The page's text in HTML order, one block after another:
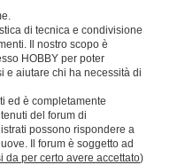
di tecnica e condivisione
Il nostro scopo è
HOBBY per poter
e aiutare chi ha necessità di
ed è completamente
del forum di
possono rispondere a
Il forum è soggetto ad
da per certo avere accettato)